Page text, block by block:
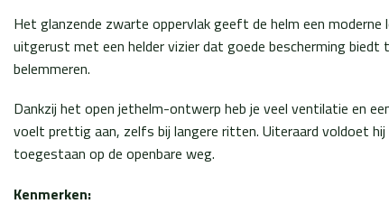
Het glanzende zwarte oppervlak geeft de helm een moderne
uitgerust met een helder vizier dat goede bescherming
belemmeren.
Dankzij het open jethelm-ontwerp heb je veel ventilatie en
voelt prettig aan, zelfs bij langere ritten. Uiteraard voldoet hij
toegestaan op de openbare weg.
Kenmerken: